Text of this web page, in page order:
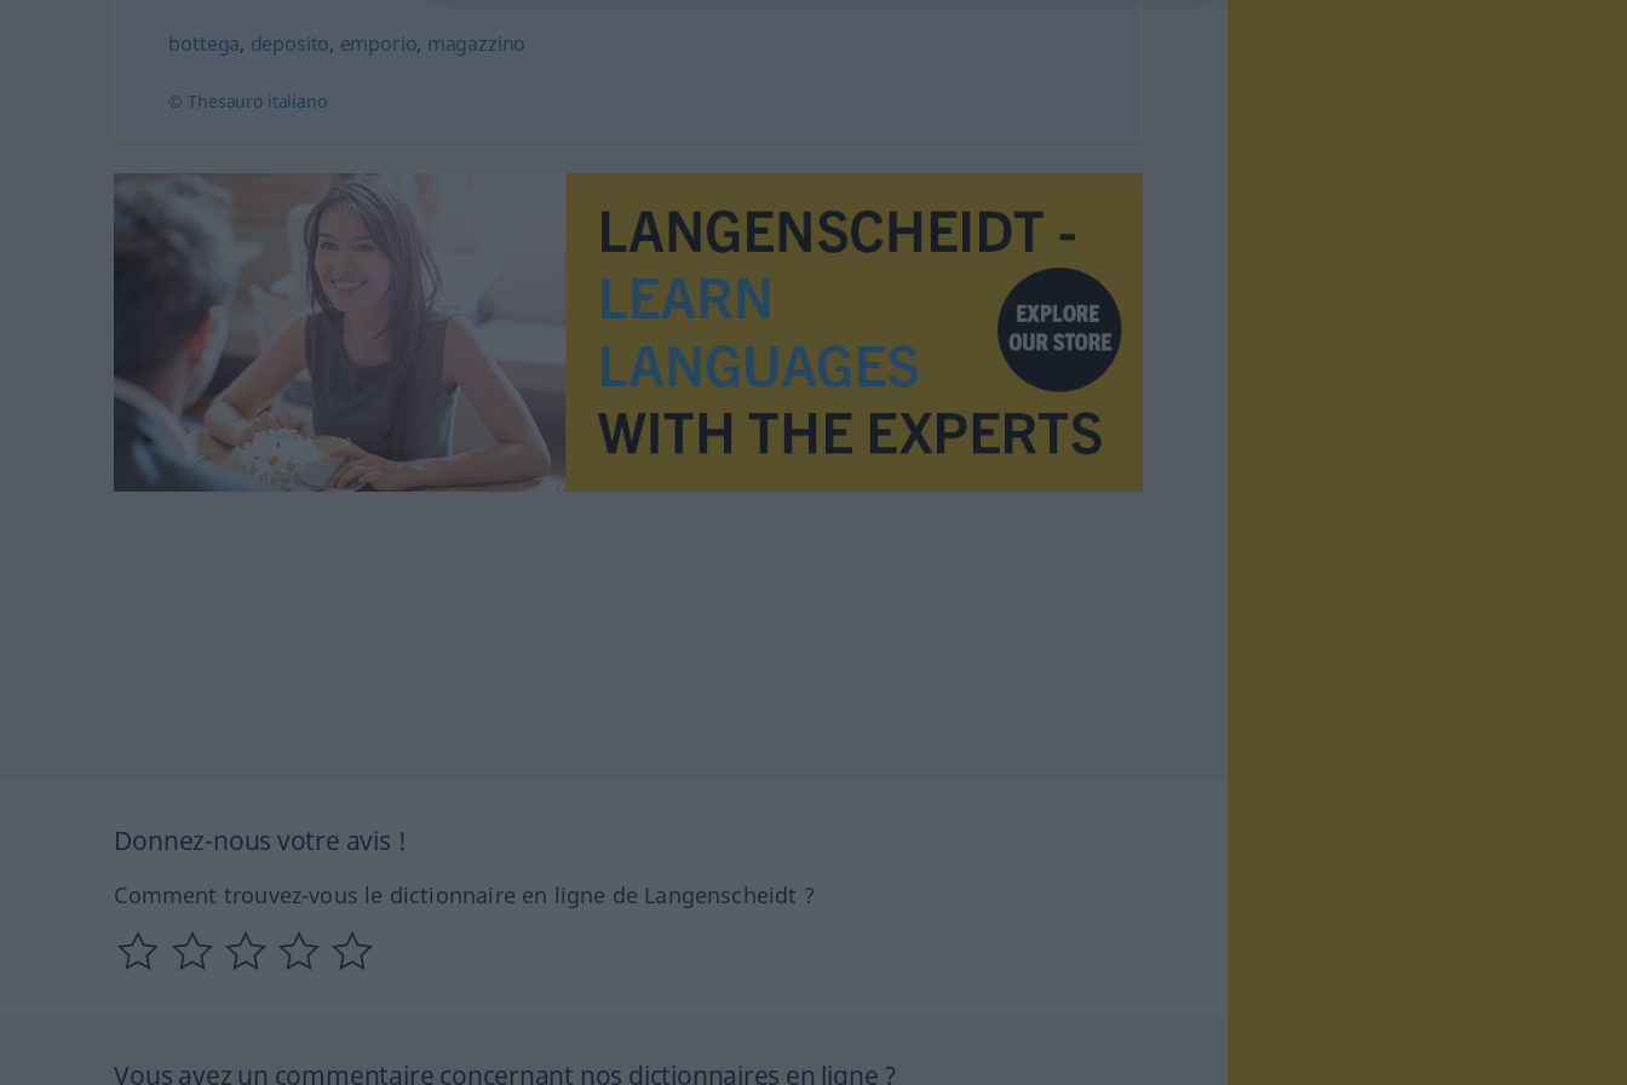
bottega, deposito, emporio, magazzino
© Thesauro italiano
Donnez-nous votre avis !
Comment trouvez-vous le dictionnaire en ligne de Langenscheidt ?
Vous avez un commentaire concernant nos dictionnaires en ligne ?